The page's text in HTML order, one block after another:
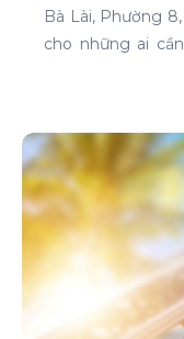
Bà Lài, Phường
cho những ai